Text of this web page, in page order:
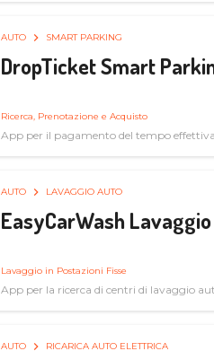
AUTO SMART PARKING
DropTicket Smart
Ricerca, Prenotazione e Acquisto
App per il pagamento del tempo
AUTO LAVAGGIO AUTO
EasyCarWash
Lavaggio in Postazioni Fisse
App per la ricerca di centri di lavaggio
AUTO RICARICA AUTO ELETTRICA